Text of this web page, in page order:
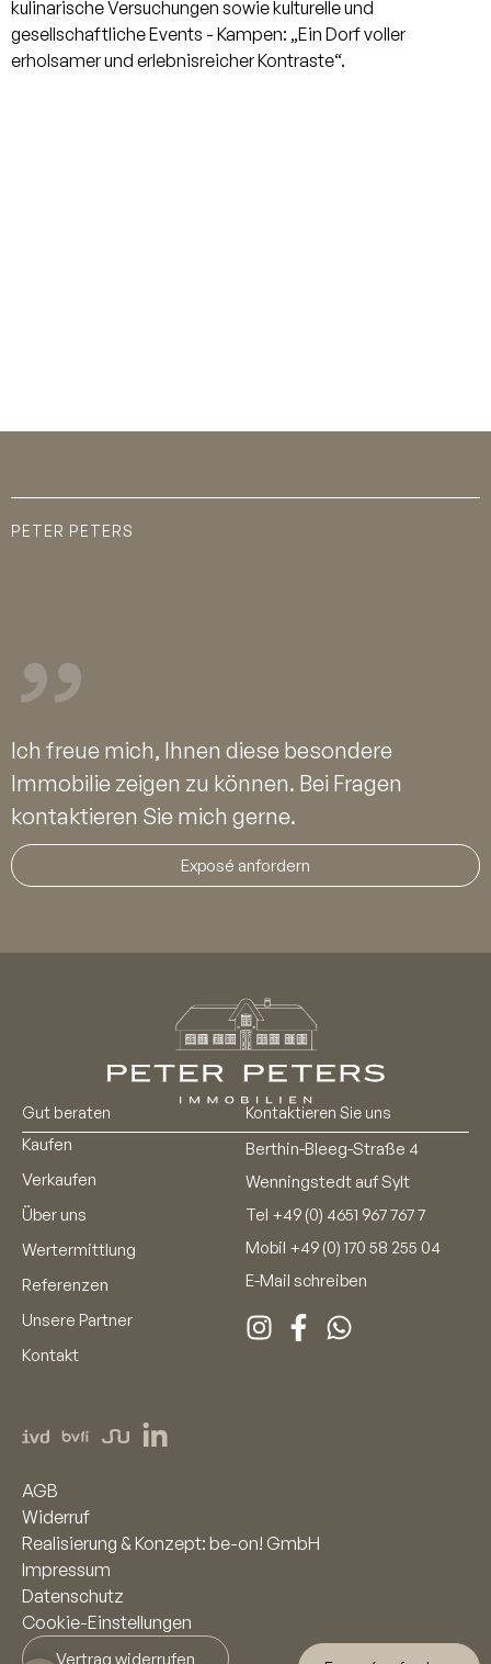
des Strönhof haben Sie einen
fantastischen Blick über Heide und
Dünen bis zum Wattenmeer.
kulinarische Versuchungen sowie kulturelle und
gesellschaftliche Events - Kampen: „Ein Dorf voller
erholsamer und erlebnisreicher Kontraste“.
PETER PETERS
Ich freue mich, Ihnen diese besondere
Immobilie zeigen zu können. Bei Fragen
kontaktieren Sie mich gerne.
Exposé anfordern
Gut beraten
Kaufen
Verkaufen
Über uns
Wertermittlung
Referenzen
Unsere Partner
Kontakt
Kontaktieren Sie uns
Berthin-Bleeg-Straße 4
Wenningstedt auf Sylt
Tel +49 (0) 4651 967 767 7
Mobil +49 (0) 170 58 255 04
E-Mail schreiben
AGB
Widerruf
Realisierung & Konzept: be-on! GmbH
Impressum
Datenschutz
Cookie-Einstellungen
Vertrag widerrufen